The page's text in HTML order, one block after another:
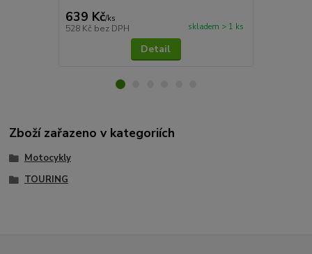
639 Kč/ks
528 Kč bez DPH skladem > 1 ks
Detail
Zboží zařazeno v kategoriích
Motocykly
TOURING